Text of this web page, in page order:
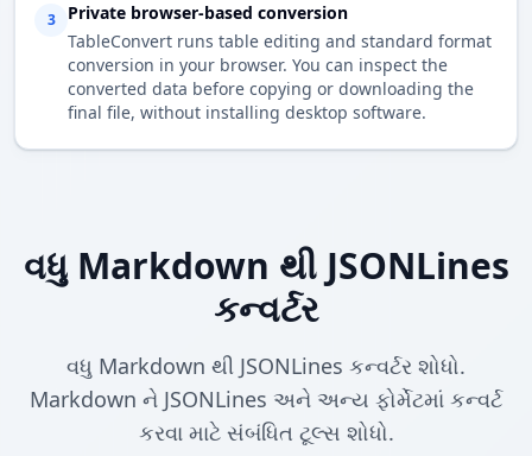
3
Private browser-based conversion
TableConvert runs table editing and standard format
conversion in your browser. You can inspect the
converted data before copying or downloading the
final file, without installing desktop software.
વધુ Markdown થી JSONLines
કન્વર્ટર
વધુ Markdown થી JSONLines કન્વર્ટર શોધો.
Markdown ને JSONLines અને અન્ય ફોર્મેટમાં કન્વર્ટ
કરવા માટે સંબંધિત ટૂલ્સ શોધો.